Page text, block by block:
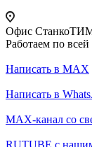
Офис
Работаем по
Написать в MAX
Написать в
MAX-канал со
RUTUBE с